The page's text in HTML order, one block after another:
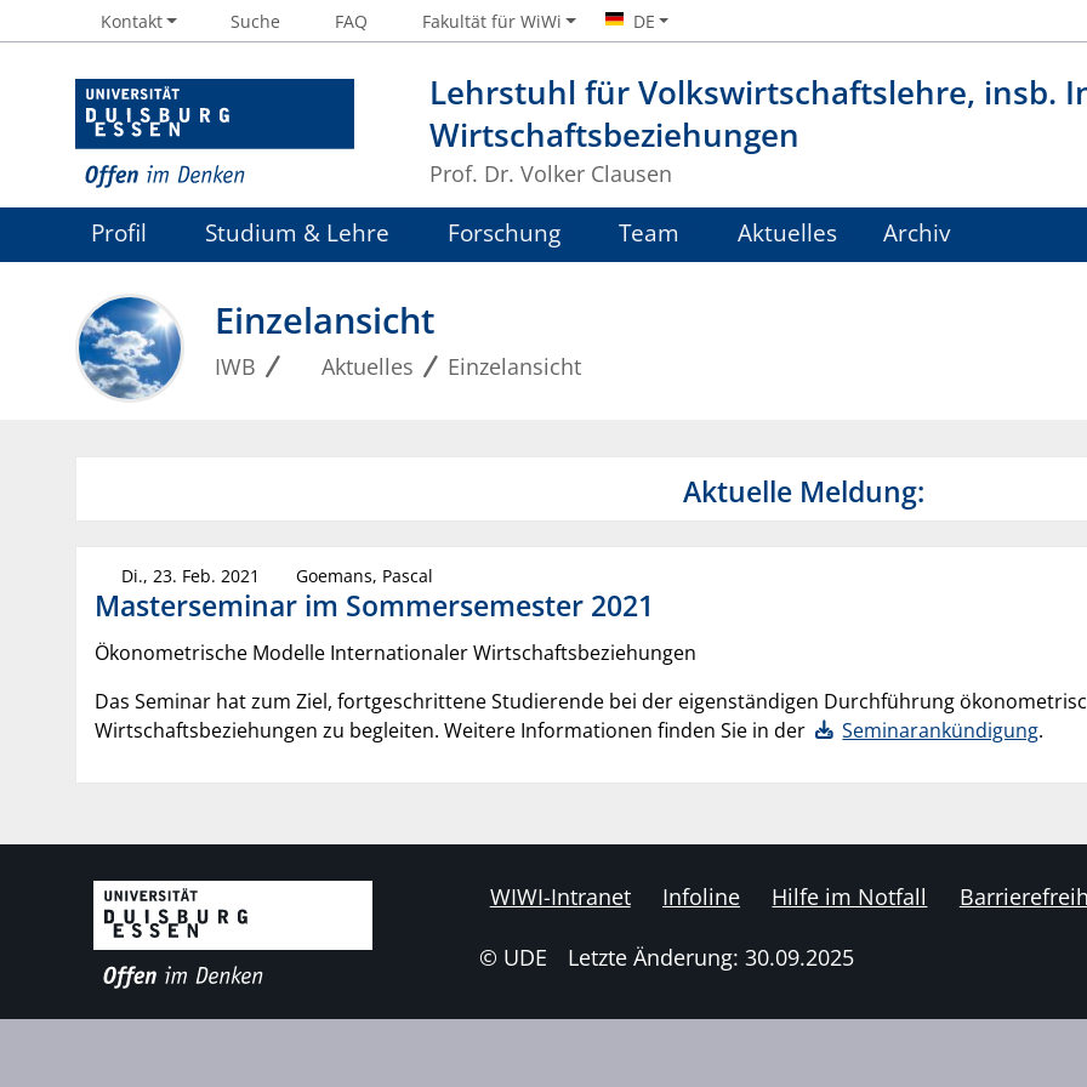
Lehrstuhl für Volkswirtschaftslehre, insb.
Wirtschaftsbeziehungen
Prof. Dr. Volker Clausen
Kontakt Suche FAQ Fakultät für WiWi DE
Profil Studium & Lehre Forschung Team Aktuelles Archiv
Einzelansicht
IWB Aktuelles Einzelansicht
Aktuelle Meldung:
Di., 23. Feb. 2021 Goemans, Pascal
Masterseminar im Sommersemester 2021
Ökonometrische Modelle Internationaler Wirtschaftsbeziehungen
Das Seminar hat zum Ziel, fortgeschrittene Studierende bei der eigenständigen Durchführung
Wirtschaftsbeziehungen zu begleiten. Weitere Informationen finden Sie in der
Seminarankündigung.
WIWI-Intranet Infoline Hilfe im Notfall
© UDE Letzte Änderung: 30.09.2025